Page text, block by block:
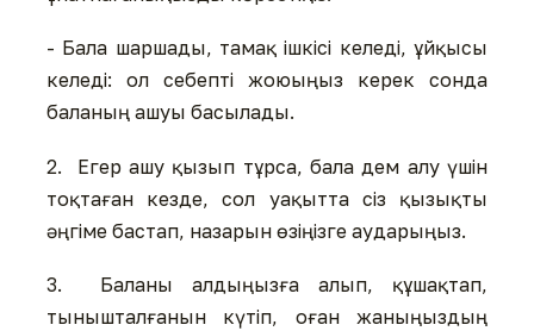
- Бала шаршады, тамақ ішкісі келеді, ұйқысы
келеді: ол себепті жоюыңыз керек сонда
баланың ашуы басылады.
2. Егер ашу қызып тұрса, бала дем алу үшін
тоқтаған кезде, сол уақытта сіз қызықты
әңгіме бастап, назарын өзіңізге аударыңыз.
3. Баланы алдыңызға алып, құшақтап,
тынышталғанын күтіп, оған жаныңыздың